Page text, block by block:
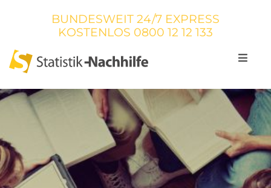
BUNDESWEIT 24/7 EXPRESS
KOSTENLOS 0800 12 12 133